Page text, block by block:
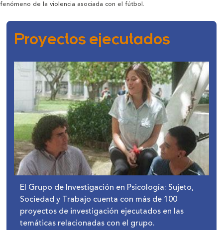
fenómeno de la violencia asociada con el fútbol.
Proyectos ejecutados
El Grupo de Investigación en Psicología: Sujeto,
Sociedad y Trabajo cuenta con más de 100
proyectos de investigación ejecutados en las
temáticas relacionadas con el grupo.